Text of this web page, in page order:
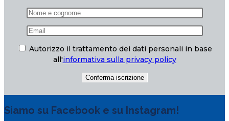
Autorizzo il trattamento dei dati personali in base
all'informativa sulla privacy policy
Siamo su Facebook e su Instagram!